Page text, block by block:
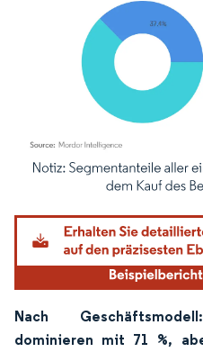
Bild © Mordor Intelligence.
Nach
dominieren mit 71 %,